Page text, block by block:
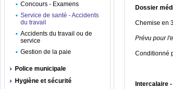
Dossier
Chemise en
Prévu pour
Conditionné
Intercalaire
Concours - Examens
Service de santé - Accidents
du travail
Accidents du travail ou de
service
Gestion de la paie
Police municipale
Hygiène et sécurité